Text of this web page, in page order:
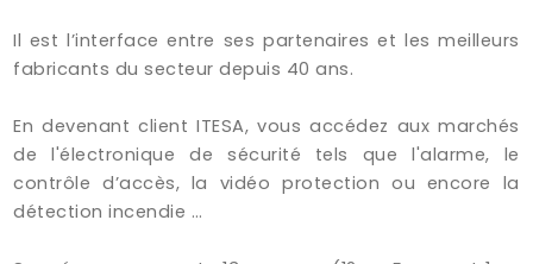
Il est l’interface entre ses partenaires et les meilleurs
fabricants du secteur depuis 40 ans.
En devenant client ITESA, vous accédez aux marchés
de l'électronique de sécurité tels que l'alarme, le
contrôle d’accès, la vidéo protection ou encore la
détection incendie …